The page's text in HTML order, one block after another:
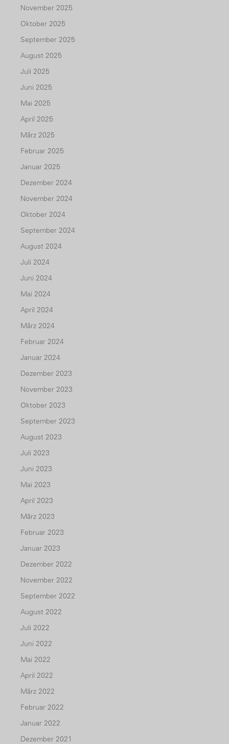
November 2025
Oktober 2025
September 2025
August 2025
Juli 2025
Juni 2025
Mai 2025
April 2025
März 2025
Februar 2025
Januar 2025
Dezember 2024
November 2024
Oktober 2024
September 2024
August 2024
Juli 2024
Juni 2024
Mai 2024
April 2024
März 2024
Februar 2024
Januar 2024
Dezember 2023
November 2023
Oktober 2023
September 2023
August 2023
Juli 2023
Juni 2023
Mai 2023
April 2023
März 2023
Februar 2023
Januar 2023
Dezember 2022
November 2022
September 2022
August 2022
Juli 2022
Juni 2022
Mai 2022
April 2022
März 2022
Februar 2022
Januar 2022
Dezember 2021